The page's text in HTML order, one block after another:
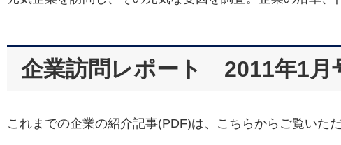
企業訪問レポート 2011年1月
これまでの企業の紹介記事(PDF)は、こちらからご覧いただ